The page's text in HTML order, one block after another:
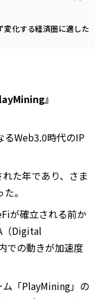
変化する経済圏に適した
』
るWeb3.0時代のIP
た年であり、さま
。
が確立される前か
（Digital
での動きが加速度
「PlayMining」の